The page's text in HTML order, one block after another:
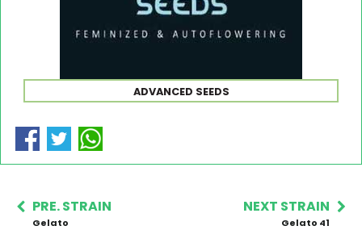
ADVANCED SEEDS
PRE. STRAIN
Gelato
NEXT STRAIN
Gelato 41